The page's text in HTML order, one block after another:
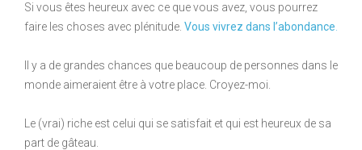
Si vous êtes heureux avec ce que vous avez, vous pourrez
faire les choses avec plénitude. Vous vivrez dans l’abondance
Il y a de grandes chances que beaucoup de personnes dans le
monde aimeraient être à votre place. Croyez-moi.
Le (vrai) riche est celui qui se satisfait et qui est heureux de sa
part de gâteau.